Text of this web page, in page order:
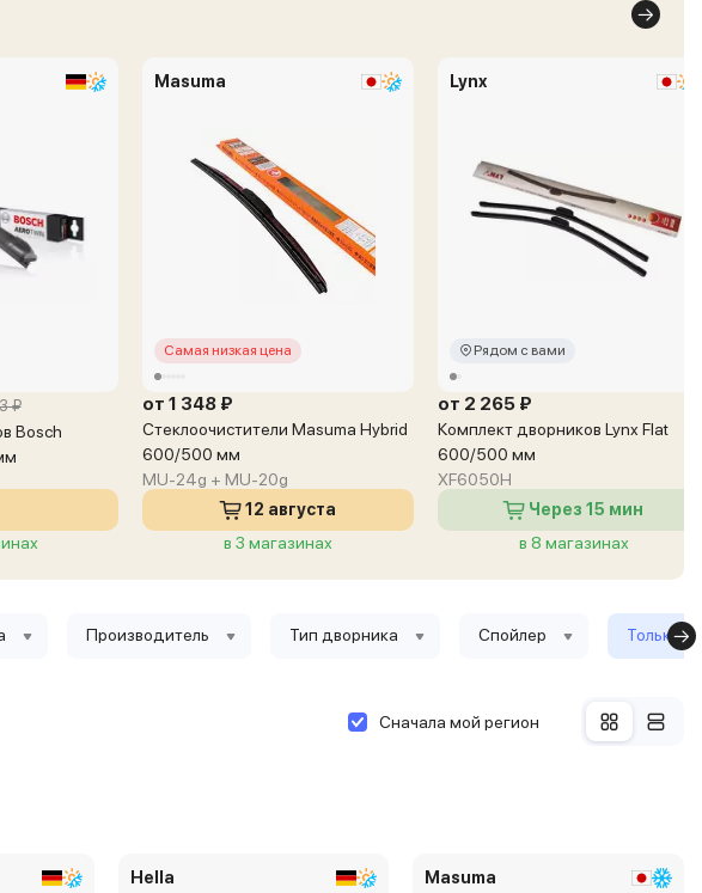
₽
Bosch
Masuma
Самая низкая цена
от 1 348 ₽
Стеклоочистители Masuma Hybrid
600/500 мм
MU-24g + MU-20g
12 августа
в 3 магазинах
Lynx
Рядом с вами
от 2 265 ₽
Комплект дворников Lynx Flat
600/500 мм
XF6050H
Через 15 мин
в 8 магазинах
Производитель Тип дворника Спойлер Только в
Сначала мой регион
Hella Masuma